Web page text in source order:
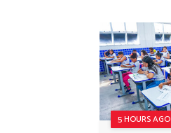
5 HOURS AGO